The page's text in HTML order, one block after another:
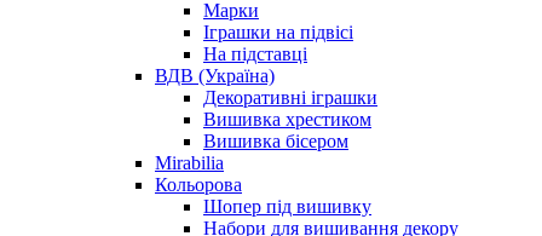
Марки
Іграшки на підвісі
На підставці
ВДВ (Україна)
Декоративні іграшки
Вишивка хрестиком
Вишивка бісером
Mirabilia
Кольорова
Шопер під вишивку
Набори для вишивання декору